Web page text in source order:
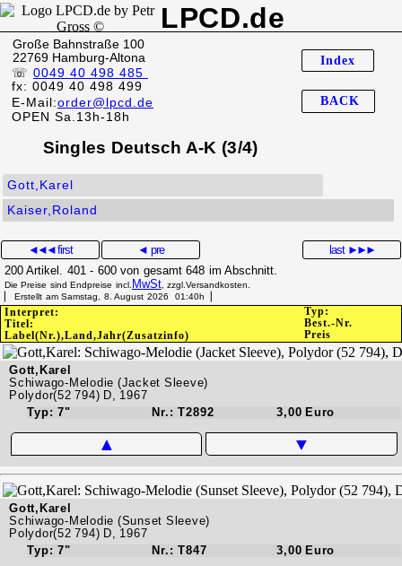
LPCD.de
Große Bahnstraße 100
22769 Hamburg-Altona
☏ 0049 40 498 485
fx: 0049 40 498 499
E-Mail:order@lpcd.de
OPEN Sa.13h-18h
Index
BACK
Singles Deutsch A-K (3/4)
Gott,Karel
Kaiser,Roland
◄◄◄first ◄ pre last ►►►
200 Artikel. 401 - 600 von gesamt 648 im Abschnitt.
Die Preise sind Endpreise incl. MwSt, zzgl.Versandkosten.
▏ Erstellt am Samstag, 8. August 2026 01:40h▕
Interpret:
Titel:
Label(Nr.),Land,Jahr(Zusatzinfo)
Typ:
Best.-Nr.
Preis
Gott,Karel
Schiwago-Melodie (Jacket Sleeve)
Polydor(52 794) D, 1967
Typ: 7"
Nr.: T2892 3,00 Euro
▲ ▼
Gott,Karel
Schiwago-Melodie (Sunset Sleeve)
Polydor(52 794) D, 1967
Typ: 7"
Nr.: T847 3,00 Euro